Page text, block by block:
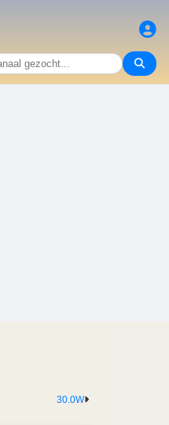
30.0W